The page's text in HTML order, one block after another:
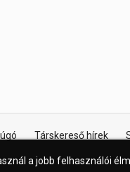
Társkereső hírek
a jobb felhasználói